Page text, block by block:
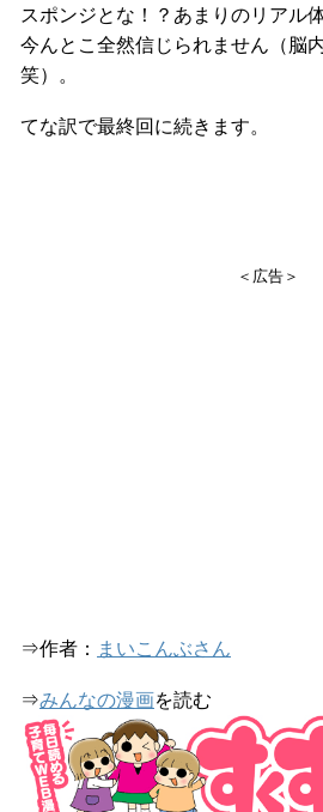
スポンジとな！？あまりのリアル
今んとこ全然信じられません（脳
笑）。
てな訳で最終回に続きます。
＜広告＞
⇒作者： まいこんぶさん
⇒みんなの漫画を読む